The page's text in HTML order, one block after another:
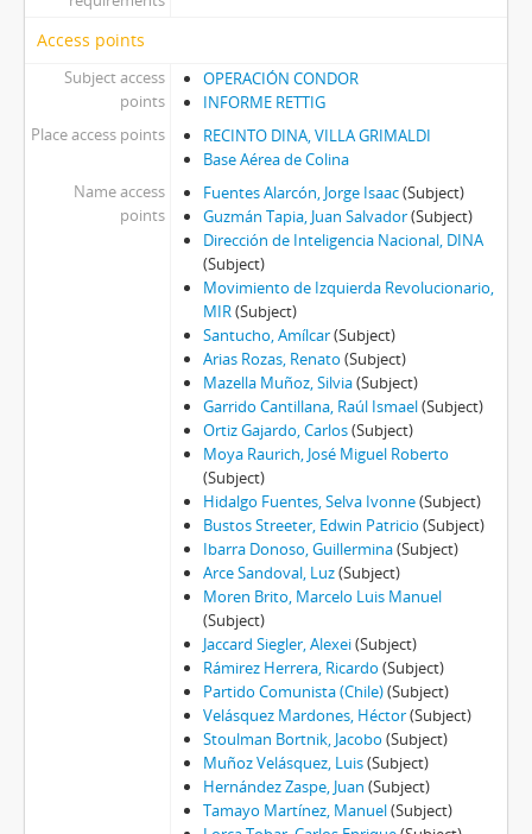
Access points
Subject access
points
OPERACIÓN CONDOR
INFORME RETTIG
Place access points
RECINTO DINA, VILLA GRIMALDI
Base Aérea de Colina
Name access
points
Fuentes Alarcón, Jorge Isaac(Subject)
Guzmán Tapia, Juan Salvador(Subject)
Dirección de Inteligencia Nacional, DINA
(Subject)
Movimiento de Izquierda Revolucionario,
MIR(Subject)
Santucho, Amílcar(Subject)
Arias Rozas, Renato (Subject)
Mazella Muñoz, Silvia(Subject)
Garrido Cantillana, Raúl Ismael(Subject)
Ortiz Gajardo, Carlos(Subject)
Moya Raurich, José Miguel Roberto
(Subject)
Hidalgo Fuentes, Selva Ivonne(Subject)
Bustos Streeter, Edwin Patricio (Subject)
Ibarra Donoso, Guillermina(Subject)
Arce Sandoval, Luz(Subject)
Moren Brito, Marcelo Luis Manuel
(Subject)
Jaccard Siegler, Alexei(Subject)
Rámirez Herrera, Ricardo (Subject)
Partido Comunista (Chile)(Subject)
Velásquez Mardones, Héctor(Subject)
Stoulman Bortnik, Jacobo (Subject)
Muñoz Velásquez, Luis(Subject)
Hernández Zaspe, Juan (Subject)
Tamayo Martínez, Manuel(Subject)